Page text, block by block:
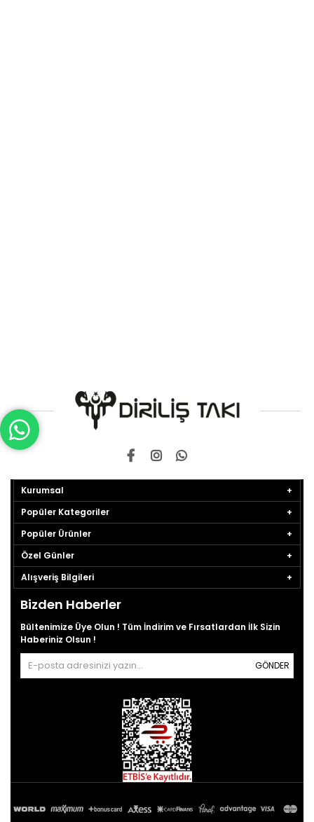
Kurumsal
Popüler Kategoriler
Popüler Ürünler
Özel Günler
Alışveriş Bilgileri
Bizden Haberler
Bültenimize Üye Olun ! Tüm İndirim ve Fırsatlardan İlk Sizin
Haberiniz Olsun !
GÖNDER